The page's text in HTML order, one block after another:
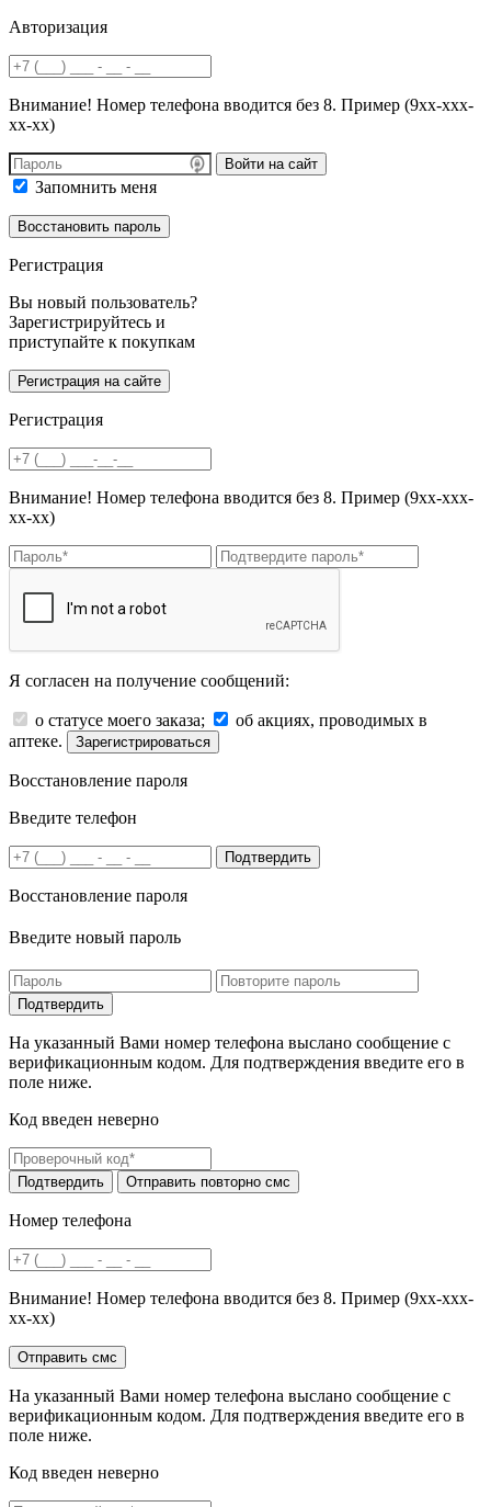
Авторизация
Внимание! Номер телефона вводится без 8. Пример (9хх-ххх-
хх-хх)
Войти на сайт
Запомнить меня
Регистрация
Вы новый пользователь?
Зарегистрируйтесь и
приступайте к покупкам
Регистрация
Внимание! Номер телефона вводится без 8. Пример (9хх-ххх-
хх-хх)
Я согласен на получение сообщений:
о статусе моего заказа;
об акциях, проводимых в
аптеке.
Зарегистрироваться
Восстановление пароля
Введите телефон
Подтвердить
Восстановление пароля
Введите новый пароль
На указанный Вами номер телефона выслано сообщение с
верификационным кодом. Для подтверждения введите его в
поле ниже.
Код введен неверно
Номер телефона
Внимание! Номер телефона вводится без 8. Пример (9хх-ххх-
хх-хх)
На указанный Вами номер телефона выслано сообщение с
верификационным кодом. Для подтверждения введите его в
поле ниже.
Код введен неверно